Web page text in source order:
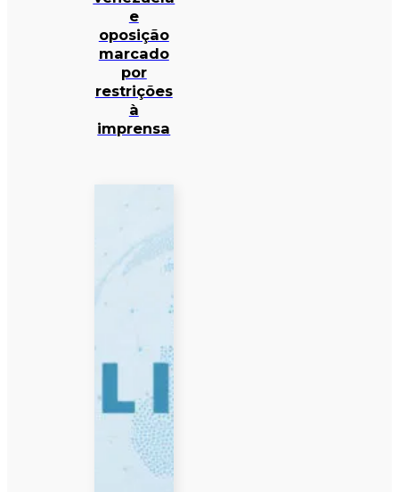
e
oposição
marcado
por
restrições
à
imprensa